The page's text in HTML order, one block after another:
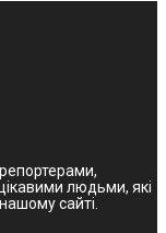
репортерами,
людьми, які
сайті.